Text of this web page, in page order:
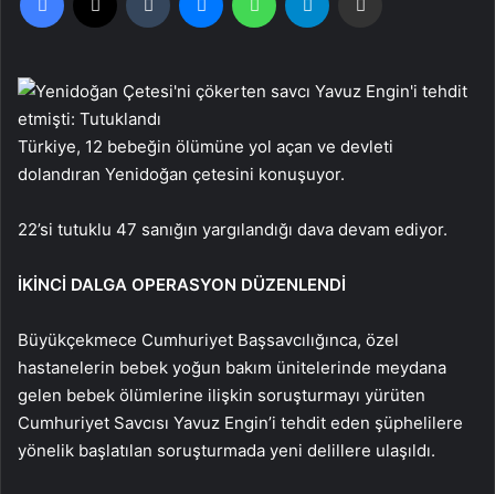
Türkiye, 12 bebeğin ölümüne yol açan ve devleti
dolandıran Yenidoğan çetesini konuşuyor.
22’si tutuklu 47 sanığın yargılandığı dava devam ediyor.
İKİNCİ DALGA OPERASYON DÜZENLENDİ
Büyükçekmece Cumhuriyet Başsavcılığınca, özel
hastanelerin bebek yoğun bakım ünitelerinde meydana
gelen bebek ölümlerine ilişkin soruşturmayı yürüten
Cumhuriyet Savcısı Yavuz Engin’i tehdit eden şüphelilere
yönelik başlatılan soruşturmada yeni delillere ulaşıldı.